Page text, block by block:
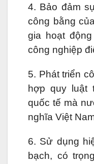
4. Bảo đảm
công bằng
gia hoạt
công nghiệp
5. Phát triển
hợp quy luật
quốc tế mà
nghĩa Việt
6. Sử dụng
bạch, có